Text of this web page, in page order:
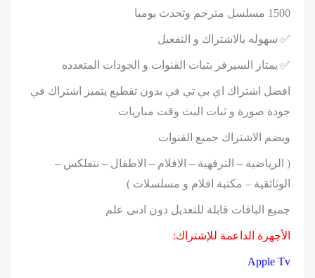
1500 مسلسل مترجم وتحدث يوميا
✅ سهوله بالاشتراك و التفعيل
✅ يمتاز السيرفر بثبات القنوات و الجودات المتعدده
افضل اشتراك اي بي تي في بدون تقطيع يتميز اشتراك في
جودة صورة و ثبات البث وقت مباريات
ويضم الاشتراك جميع القنوات
( الرياضية – الترفهية – الافلام – الاطفال – نتفلكس –
الوثائقية – مكتبة افلام و مسلسلات )
جميع الباقات قابلة للتعديل دون ادنى علم
الأجهزة الداعمة للإشتراك:
Apple Tv